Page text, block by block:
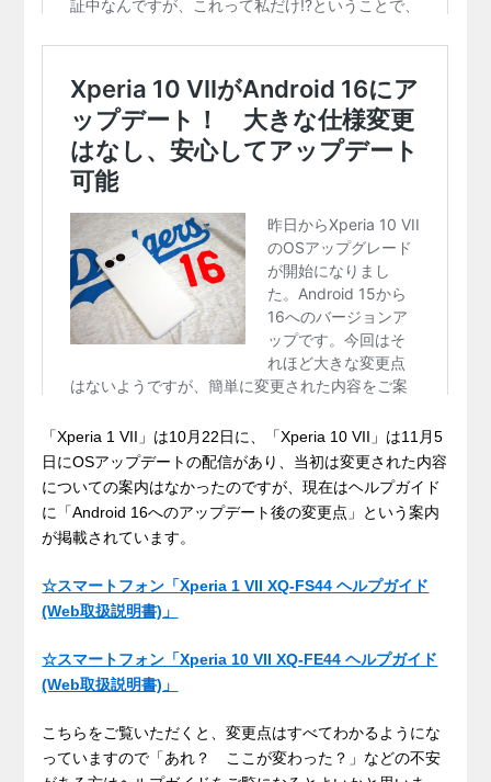
「Xperia 1 VII」は10月22日に、「Xperia 10 VII」は11月5
日にOSアップデートの配信があり、当初は変更された内容
についての案内はなかったのですが、現在はヘルプガイド
に「Android 16へのアップデート後の変更点」という案内
が掲載されています。
☆スマートフォン「Xperia 1 VII XQ-FS44 ヘルプガイド
(Web取扱説明書)」
☆スマートフォン「Xperia 10 VII XQ-FE44 ヘルプガイド
(Web取扱説明書)」
こちらをご覧いただくと、変更点はすべてわかるようにな
っていますので「あれ？ ここが変わった？」などの不安